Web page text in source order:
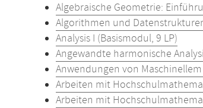
Algebraische Geometrie:
Algorithmen und
Analysis I (Basismodul, 9 LP)
Angewandte harmonische
Anwendungen von
Arbeiten mit
Arbeiten mit